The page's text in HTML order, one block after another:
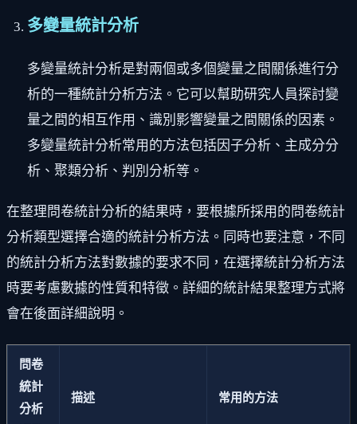
多變量統計分析
多變量統計分析是對兩個或多個變量之間關係進行分
析的一種統計分析方法。它可以幫助研究人員探討變
量之間的相互作用、識別影響變量之間關係的因素。
多變量統計分析常用的方法包括因子分析、主成分分
析、聚類分析、判別分析等。
在整理問卷統計分析的結果時，要根據所採用的問卷統計
分析類型選擇合適的統計分析方法。同時也要注意，不同
的統計分析方法對數據的要求不同，在選擇統計分析方法
時要考慮數據的性質和特徵。詳細的統計結果整理方式將
會在後面詳細說明。
問卷
統計
分析
描述 常用的方法